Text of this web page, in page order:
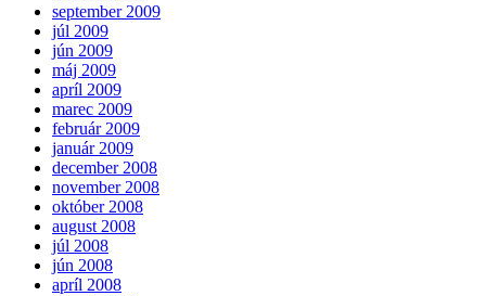
september 2009
júl 2009
jún 2009
máj 2009
apríl 2009
marec 2009
február 2009
január 2009
december 2008
november 2008
október 2008
august 2008
júl 2008
jún 2008
apríl 2008